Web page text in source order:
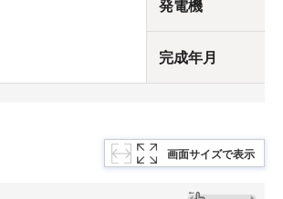
発電機
完成年月
画面サイズで表示